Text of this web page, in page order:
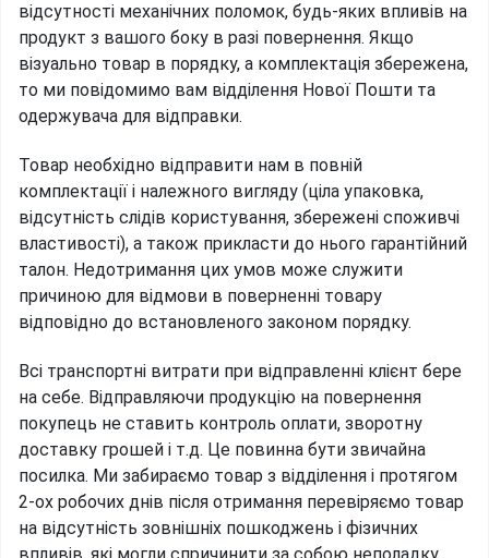
відсутності механічних поломок, будь-яких впливів на
продукт з вашого боку в разі повернення. Якщо
візуально товар в порядку, а комплектація збережена,
то ми повідомимо вам відділення Нової Пошти та
одержувача для відправки.
Товар необхідно відправити нам в повній
комплектації і належного вигляду (ціла упаковка,
відсутність слідів користування, збережені споживчі
властивості), а також прикласти до нього гарантійний
талон. Недотримання цих умов може служити
причиною для відмови в поверненні товару
відповідно до встановленого законом порядку.
Всі транспортні витрати при відправленні клієнт бере
на себе. Відправляючи продукцію на повернення
покупець не ставить контроль оплати, зворотну
доставку грошей і т.д. Це повинна бути звичайна
посилка. Ми забираємо товар з відділення і протягом
2-ох робочих днів після отримання перевіряємо товар
на відсутність зовнішніх пошкоджень і фізичних